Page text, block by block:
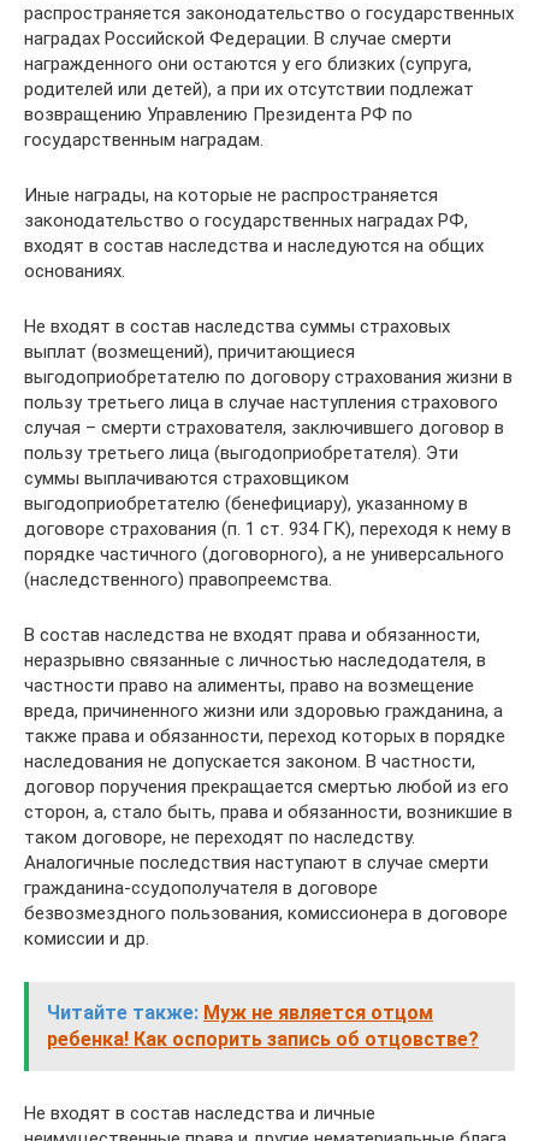
распространяется законодательство о государственных
наградах Российской Федерации. В случае смерти
награжденного они остаются у его близких (супруга,
родителей или детей), а при их отсутствии подлежат
возвращению Управлению Президента РФ по
государственным наградам.
Иные награды, на которые не распространяется
законодательство о государственных наградах РФ,
входят в состав наследства и наследуются на общих
основаниях.
Не входят в состав наследства суммы страховых
выплат (возмещений), причитающиеся
выгодоприобретателю по договору страхования жизни в
пользу третьего лица в случае наступления страхового
случая – смерти страхователя, заключившего договор в
пользу третьего лица (выгодоприобретателя). Эти
суммы выплачиваются страховщиком
выгодоприобретателю (бенефициару), указанному в
договоре страхования (п. 1 ст. 934 ГК), переходя к нему в
порядке частичного (договорного), а не универсального
(наследственного) правопреемства.
В состав наследства не входят права и обязанности,
неразрывно связанные с личностью наследодателя, в
частности право на алименты, право на возмещение
вреда, причиненного жизни или здоровью гражданина, а
также права и обязанности, переход которых в порядке
наследования не допускается законом. В частности,
договор поручения прекращается смертью любой из его
сторон, а, стало быть, права и обязанности, возникшие в
таком договоре, не переходят по наследству.
Аналогичные последствия наступают в случае смерти
гражданина-ссудополучателя в договоре
безвозмездного пользования, комиссионера в договоре
комиссии и др.
Читайте также: Муж не является отцом
ребенка! Как оспорить запись об отцовстве?
Не входят в состав наследства и личные